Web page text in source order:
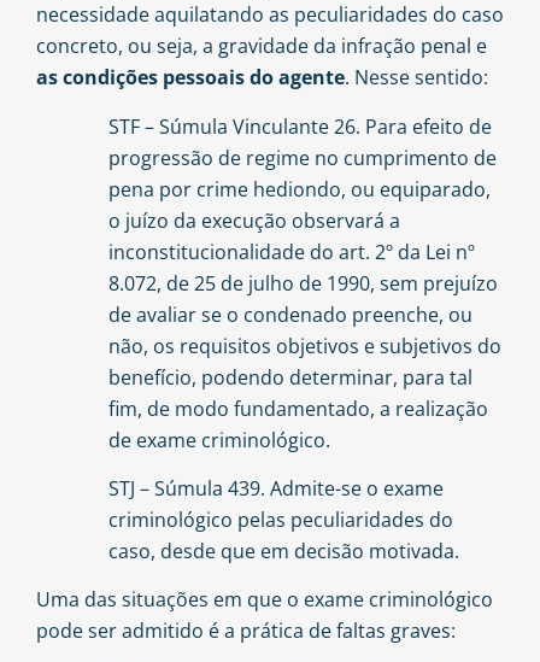
necessidade aquilatando as peculiaridades do caso
concreto, ou seja, a gravidade da infração penal e
as condições pessoais do agente. Nesse sentido:
STF – Súmula Vinculante 26. Para efeito de
progressão de regime no cumprimento de
pena por crime hediondo, ou equiparado,
o juízo da execução observará a
inconstitucionalidade do art. 2º da Lei nº
8.072, de 25 de julho de 1990, sem prejuízo
de avaliar se o condenado preenche, ou
não, os requisitos objetivos e subjetivos do
benefício, podendo determinar, para tal
fim, de modo fundamentado, a realização
de exame criminológico.
STJ – Súmula 439. Admite-se o exame
criminológico pelas peculiaridades do
caso, desde que em decisão motivada.
Uma das situações em que o exame criminológico
pode ser admitido é a prática de faltas graves: